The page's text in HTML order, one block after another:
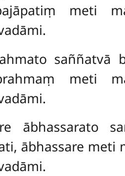
meti
saññatvā
meti
ābhassarato
ābhassare meti